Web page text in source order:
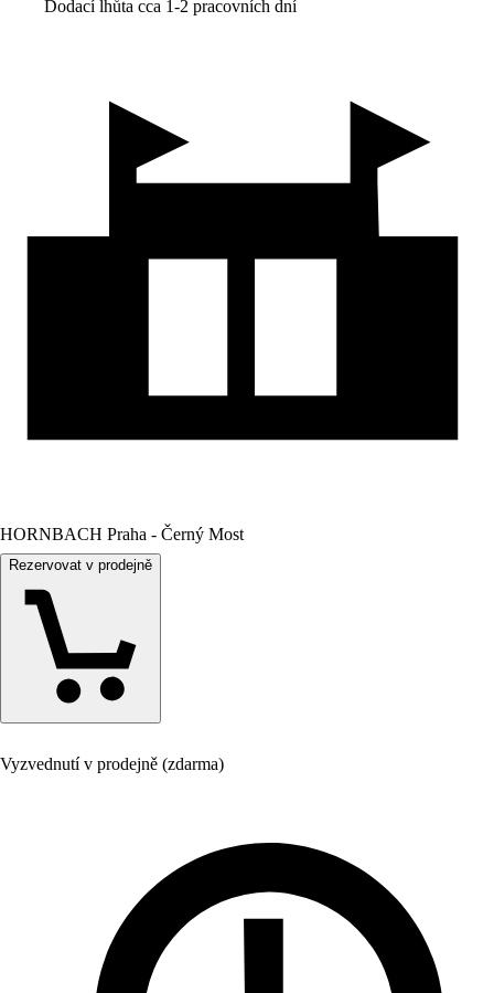
Dodací lhůta cca 1-2 pracovních dní
HORNBACH Praha - Černý Most
Rezervovat v prodejně
Vyzvednutí v prodejně (zdarma)